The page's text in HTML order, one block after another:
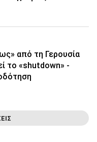
από τη Γερουσία
το «shutdown» -